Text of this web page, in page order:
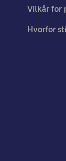
Vilkår for
Hvorfor